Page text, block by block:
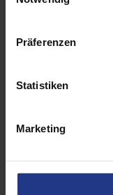
Präferenzen
Statistiken
Marketing